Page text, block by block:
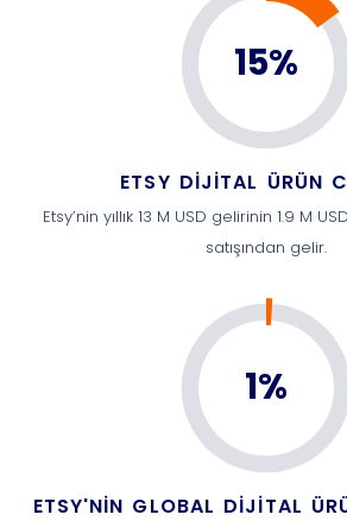
15%
ETSY DIJITAL ÜRÜN
Etsy’nin yıllık 13 M USD gelirinin 1.9 M
satışından gelir.
1%
ETSY'NIN GLOBAL DIJITAL